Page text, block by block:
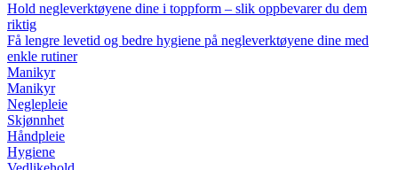
Hold negleverktøyene dine i toppform – slik oppbevarer du dem
riktig
Få lengre levetid og bedre hygiene på negleverktøyene dine med
enkle rutiner
Manikyr
Manikyr
Neglepleie
Skjønnhet
Håndpleie
Hygiene